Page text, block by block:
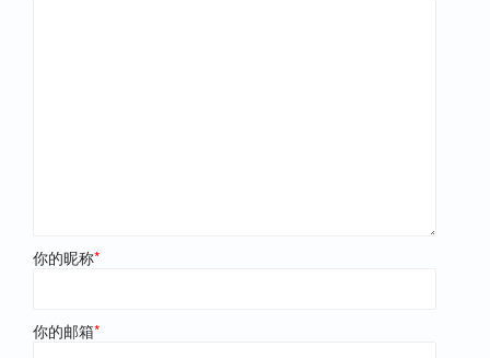
你的昵称*
你的邮箱*